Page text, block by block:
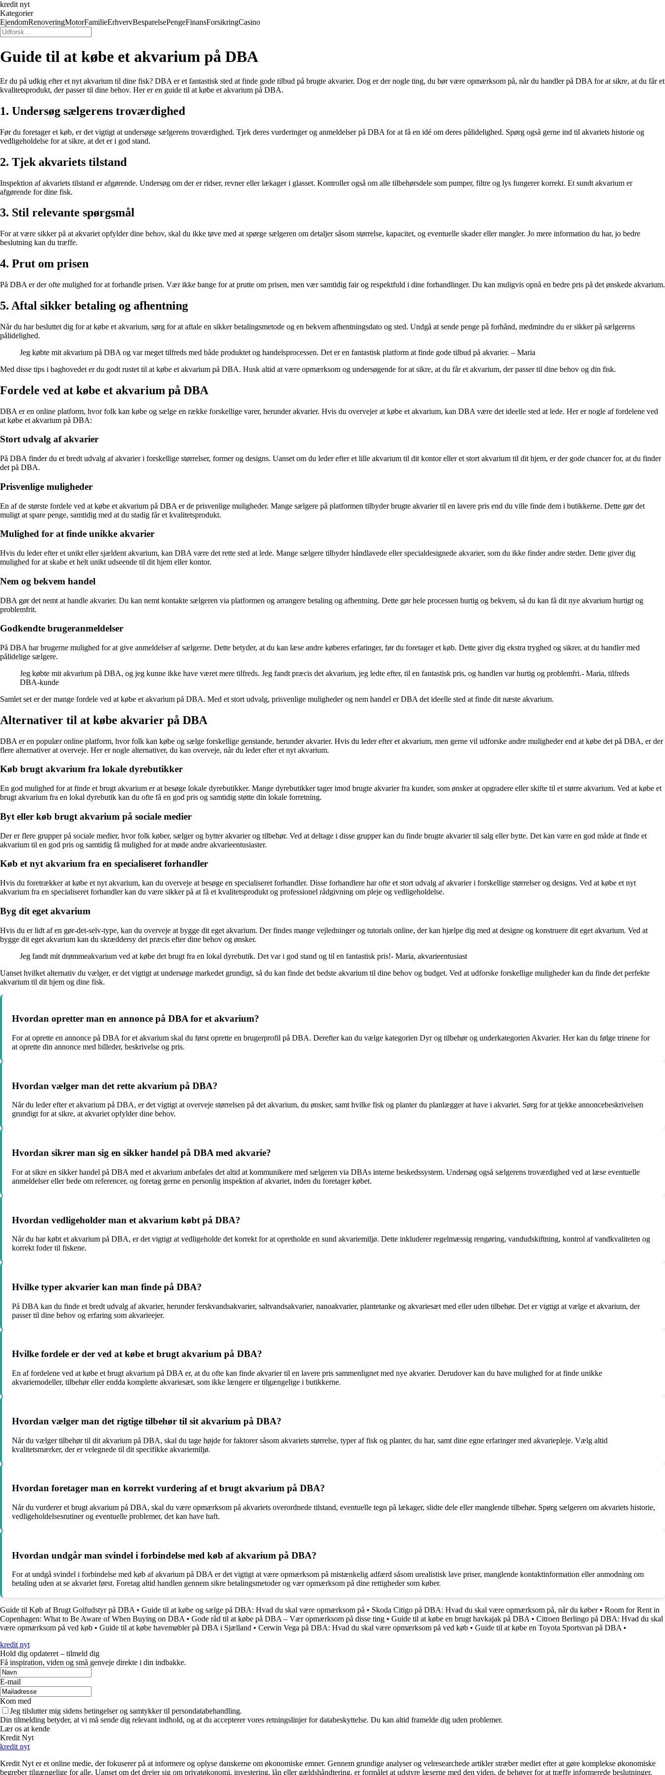
kredit nyt
Kategorier
EjendomRenoveringMotorFamilieErhvervBesparelsePengeFinansForsikringCasino
Guide til at købe et akvarium på DBA
Er du på udkig efter et nyt akvarium til dine fisk? DBA er et fantastisk sted at finde gode tilbud på brugte akvarier. Dog er der nogle ting, du bør være opmærksom på, når du handler på DBA for at sikre, at du får et
kvalitetsprodukt, der passer til dine behov. Her er en guide til at købe et akvarium på DBA.
1. Undersøg sælgerens troværdighed
Før du foretager et køb, er det vigtigt at undersøge sælgerens troværdighed. Tjek deres vurderinger og anmeldelser på DBA for at få en idé om deres pålidelighed. Spørg også gerne ind til akvariets historie og
vedligeholdelse for at sikre, at det er i god stand.
2. Tjek akvariets tilstand
Inspektion af akvariets tilstand er afgørende. Undersøg om der er ridser, revner eller lækager i glasset. Kontroller også om alle tilbehørsdele som pumper, filtre og lys fungerer korrekt. Et sundt akvarium er
afgørende for dine fisk.
3. Stil relevante spørgsmål
For at være sikker på at akvariet opfylder dine behov, skal du ikke tøve med at spørge sælgeren om detaljer såsom størrelse, kapacitet, og eventuelle skader eller mangler. Jo mere information du har, jo bedre
beslutning kan du træffe.
4. Prut om prisen
På DBA er der ofte mulighed for at forhandle prisen. Vær ikke bange for at prutte om prisen, men vær samtidig fair og respektfuld i dine forhandlinger. Du kan muligvis opnå en bedre pris på det ønskede akvarium.
5. Aftal sikker betaling og afhentning
Når du har besluttet dig for at købe et akvarium, sørg for at aftale en sikker betalingsmetode og en bekvem afhentningsdato og sted. Undgå at sende penge på forhånd, medmindre du er sikker på sælgerens
pålidelighed.
Jeg købte mit akvarium på DBA og var meget tilfreds med både produktet og handelsprocessen. Det er en fantastisk platform at finde gode tilbud på akvarier. – Maria
Med disse tips i baghovedet er du godt rustet til at købe et akvarium på DBA. Husk altid at være opmærksom og undersøgende for at sikre, at du får et akvarium, der passer til dine behov og din fisk.
Fordele ved at købe et akvarium på DBA
DBA er en online platform, hvor folk kan købe og sælge en række forskellige varer, herunder akvarier. Hvis du overvejer at købe et akvarium, kan DBA være det ideelle sted at lede. Her er nogle af fordelene ved
at købe et akvarium på DBA:
Stort udvalg af akvarier
På DBA finder du et bredt udvalg af akvarier i forskellige størrelser, former og designs. Uanset om du leder efter et lille akvarium til dit kontor eller et stort akvarium til dit hjem, er der gode chancer for, at du finder
det på DBA.
Prisvenlige muligheder
En af de største fordele ved at købe et akvarium på DBA er de prisvenlige muligheder. Mange sælgere på platformen tilbyder brugte akvarier til en lavere pris end du ville finde dem i butikkerne. Dette gør det
muligt at spare penge, samtidig med at du stadig får et kvalitetsprodukt.
Mulighed for at finde unikke akvarier
Hvis du leder efter et unikt eller sjældent akvarium, kan DBA være det rette sted at lede. Mange sælgere tilbyder håndlavede eller specialdesignede akvarier, som du ikke finder andre steder. Dette giver dig
mulighed for at skabe et helt unikt udseende til dit hjem eller kontor.
Nem og bekvem handel
DBA gør det nemt at handle akvarier. Du kan nemt kontakte sælgeren via platformen og arrangere betaling og afhentning. Dette gør hele processen hurtig og bekvem, så du kan få dit nye akvarium hurtigt og
problemfrit.
Godkendte brugeranmeldelser
På DBA har brugerne mulighed for at give anmeldelser af sælgerne. Dette betyder, at du kan læse andre køberes erfaringer, før du foretager et køb. Dette giver dig ekstra tryghed og sikrer, at du handler med
pålidelige sælgere.
Jeg købte mit akvarium på DBA, og jeg kunne ikke have været mere tilfreds. Jeg fandt præcis det akvarium, jeg ledte efter, til en fantastisk pris, og handlen var hurtig og problemfri.- Maria, tilfreds
DBA-kunde
Samlet set er der mange fordele ved at købe et akvarium på DBA. Med et stort udvalg, prisvenlige muligheder og nem handel er DBA det ideelle sted at finde dit næste akvarium.
Alternativer til at købe akvarier på DBA
DBA er en populær online platform, hvor folk kan købe og sælge forskellige genstande, herunder akvarier. Hvis du leder efter et akvarium, men gerne vil udforske andre muligheder end at købe det på DBA, er der
flere alternativer at overveje. Her er nogle alternativer, du kan overveje, når du leder efter et nyt akvarium.
Køb brugt akvarium fra lokale dyrebutikker
En god mulighed for at finde et brugt akvarium er at besøge lokale dyrebutikker. Mange dyrebutikker tager imod brugte akvarier fra kunder, som ønsker at opgradere eller skifte til et større akvarium. Ved at købe et
brugt akvarium fra en lokal dyrebutik kan du ofte få en god pris og samtidig støtte din lokale forretning.
Byt eller køb brugt akvarium på sociale medier
Der er flere grupper på sociale medier, hvor folk køber, sælger og bytter akvarier og tilbehør. Ved at deltage i disse grupper kan du finde brugte akvarier til salg eller bytte. Det kan være en god måde at finde et
akvarium til en god pris og samtidig få mulighed for at møde andre akvarieentusiaster.
Køb et nyt akvarium fra en specialiseret forhandler
Hvis du foretrækker at købe et nyt akvarium, kan du overveje at besøge en specialiseret forhandler. Disse forhandlere har ofte et stort udvalg af akvarier i forskellige størrelser og designs. Ved at købe et nyt
akvarium fra en specialiseret forhandler kan du være sikker på at få et kvalitetsprodukt og professionel rådgivning om pleje og vedligeholdelse.
Byg dit eget akvarium
Hvis du er lidt af en gør-det-selv-type, kan du overveje at bygge dit eget akvarium. Der findes mange vejledninger og tutorials online, der kan hjælpe dig med at designe og konstruere dit eget akvarium. Ved at
bygge dit eget akvarium kan du skræddersy det præcis efter dine behov og ønsker.
Jeg fandt mit drømmeakvarium ved at købe det brugt fra en lokal dyrebutik. Det var i god stand og til en fantastisk pris!- Maria, akvarieentusiast
Uanset hvilket alternativ du vælger, er det vigtigt at undersøge markedet grundigt, så du kan finde det bedste akvarium til dine behov og budget. Ved at udforske forskellige muligheder kan du finde det perfekte
akvarium til dit hjem og dine fisk.
Hvordan opretter man en annonce på DBA for et akvarium?
For at oprette en annonce på DBA for et akvarium skal du først oprette en brugerprofil på DBA. Derefter kan du vælge kategorien Dyr og tilbehør og underkategorien Akvarier. Her kan du følge trinene for
at oprette din annonce med billeder, beskrivelse og pris.
Hvordan vælger man det rette akvarium på DBA?
Når du leder efter et akvarium på DBA, er det vigtigt at overveje størrelsen på det akvarium, du ønsker, samt hvilke fisk og planter du planlægger at have i akvariet. Sørg for at tjekke annoncebeskrivelsen
grundigt for at sikre, at akvariet opfylder dine behov.
Hvordan sikrer man sig en sikker handel på DBA med akvarie?
For at sikre en sikker handel på DBA med et akvarium anbefales det altid at kommunikere med sælgeren via DBAs interne beskedssystem. Undersøg også sælgerens troværdighed ved at læse eventuelle
anmeldelser eller bede om referencer, og foretag gerne en personlig inspektion af akvariet, inden du foretager købet.
Hvordan vedligeholder man et akvarium købt på DBA?
Når du har købt et akvarium på DBA, er det vigtigt at vedligeholde det korrekt for at opretholde en sund akvariemiljø. Dette inkluderer regelmæssig rengøring, vandudskiftning, kontrol af vandkvaliteten og
korrekt foder til fiskene.
Hvilke typer akvarier kan man finde på DBA?
På DBA kan du finde et bredt udvalg af akvarier, herunder ferskvandsakvarier, saltvandsakvarier, nanoakvarier, plantetanke og akvariesæt med eller uden tilbehør. Det er vigtigt at vælge et akvarium, der
passer til dine behov og erfaring som akvarieejer.
Hvilke fordele er der ved at købe et brugt akvarium på DBA?
En af fordelene ved at købe et brugt akvarium på DBA er, at du ofte kan finde akvarier til en lavere pris sammenlignet med nye akvarier. Derudover kan du have mulighed for at finde unikke
akvariemodeller, tilbehør eller endda komplette akvariesæt, som ikke længere er tilgængelige i butikkerne.
Hvordan vælger man det rigtige tilbehør til sit akvarium på DBA?
Når du vælger tilbehør til dit akvarium på DBA, skal du tage højde for faktorer såsom akvariets størrelse, typer af fisk og planter, du har, samt dine egne erfaringer med akvariepleje. Vælg altid
kvalitetsmærker, der er velegnede til dit specifikke akvariemiljø.
Hvordan foretager man en korrekt vurdering af et brugt akvarium på DBA?
Når du vurderer et brugt akvarium på DBA, skal du være opmærksom på akvariets overordnede tilstand, eventuelle tegn på lækager, slidte dele eller manglende tilbehør. Spørg sælgeren om akvariets historie,
vedligeholdelsesrutiner og eventuelle problemer, det kan have haft.
Hvordan undgår man svindel i forbindelse med køb af akvarium på DBA?
For at undgå svindel i forbindelse med køb af akvarium på DBA er det vigtigt at være opmærksom på mistænkelig adfærd såsom urealistisk lave priser, manglende kontaktinformation eller anmodning om
betaling uden at se akvariet først. Foretag altid handlen gennem sikre betalingsmetoder og vær opmærksom på dine rettigheder som køber.
Guide til Køb af Brugt Golfudstyr på DBA• Guide til at købe og sælge på DBA: Hvad du skal være opmærksom på • Skoda Citigo på DBA: Hvad du skal være opmærksom på, når du køber• Room for Rent in
Copenhagen: What to Be Aware of When Buying on DBA• Gode råd til at købe på DBA – Vær opmærksom på disse ting • Guide til at købe en brugt havkajak på DBA• Citroen Berlingo på DBA: Hvad du skal
være opmærksom på ved køb • Guide til at købe havemøbler på DBA i Sjælland • Cerwin Vega på DBA: Hvad du skal være opmærksom på ved køb • Guide til at købe en Toyota Sportsvan på DBA•
kredit nyt
Hold dig opdateret – tilmeld dig
Få inspiration, viden og små genveje direkte i din indbakke.
E-mail
Kom med
Jeg tilslutter mig sidens betingelser og samtykker til persondatabehandling.
Din tilmelding betyder, at vi må sende dig relevant indhold, og at du accepterer vores retningslinjer for databeskyttelse. Du kan altid framelde dig uden problemer.
Lær os at kende
Kredit Nyt
kredit nyt
Kredit Nyt er et online medie, der fokuserer på at informere og oplyse danskerne om økonomiske emner. Gennem grundige analyser og velresearchede artikler stræber mediet efter at gøre komplekse økonomiske
begreber tilgængelige for alle. Uanset om det drejer sig om privatøkonomi, investering, lån eller gældshåndtering, er formålet at udstyre læserne med den viden, de behøver for at træffe informerede beslutninger.